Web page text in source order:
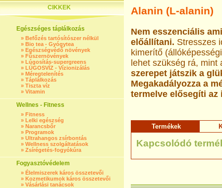
CIKKEK
Egészséges táplálkozás
» Befőzés tartósítószer nélkül
» Bio tea - Gyógytea
» Egészségvédő növények
» Fűszernövények
» Lúgosítás-supergreens
» LÚGOSVÍZ - Vízionizálás
» Méregtelenítés
» Táplálkozás
» Tiszta víz
» Vitamin
Wellnes - Fitness
» Fitness
» Lelki egészség
» Narancsbőr
» Programok
» Ultrahangos zsírbontás
» Wellness szolgáltatások
» Zsírégetés-fogyókúra
Fogyasztóvédelem
» Élelmiszerek káros összetevői
» Kozmetikumok káros összetevői
» Vásárlási tanácsok
Alanin (L-alanin)
Nem esszenciális
előállítani. Stresszes
kimerítő
lehet szükség rá,
szerepet játszik a
Megakadályozza a
termelve elősegíti az
Termékek
Kapcsolódó